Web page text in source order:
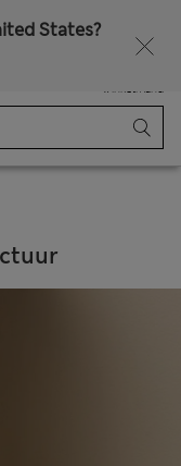
States?
Winkelmand